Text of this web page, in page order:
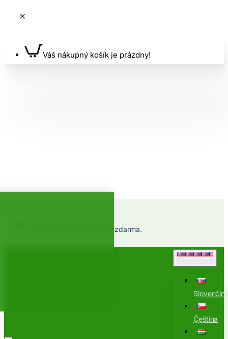
Váš nákupný košík je prázdny!
Doručenie do SK od 80€ zdarma.
Čeština